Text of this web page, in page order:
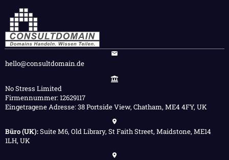
hello@consultdomain.de
No Stress Limited
Firmennummer: 12629117
Eingetragene Adresse: 38 Portside View, Chatham, ME4 4FY, UK
Büro (UK):Suite M6, Old Library, St Faith Street, Maidstone, ME14
1LH, UK